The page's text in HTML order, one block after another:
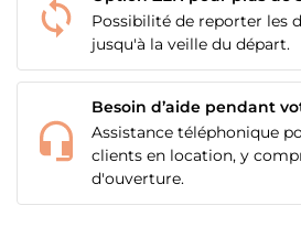
Possibilité de reporter les
jusqu'à la veille du départ.
Besoin d’aide pendant
Assistance téléphonique
clients en location, y
d'ouverture.